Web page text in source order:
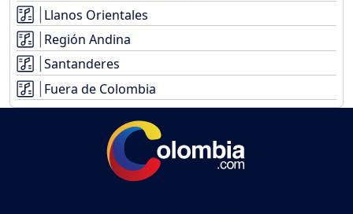
Llanos Orientales
Región Andina
Santanderes
Fuera de Colombia